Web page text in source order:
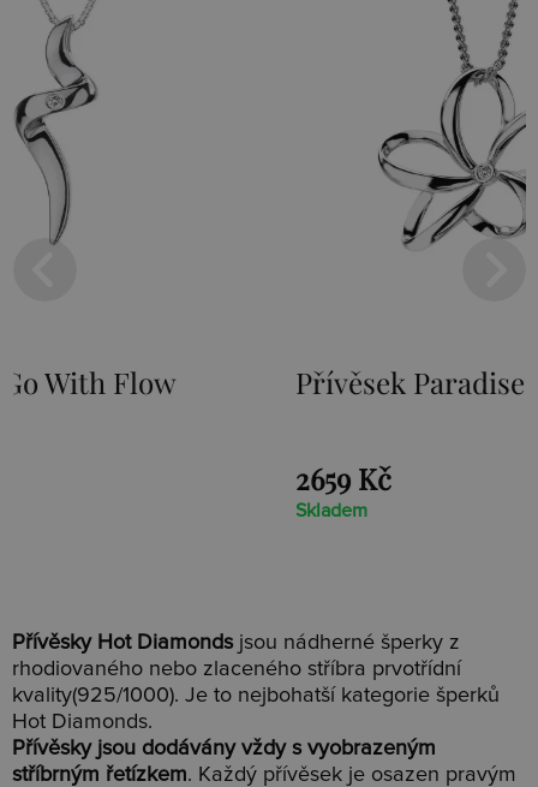
Přívěsek Paradise DP230
Přívěsky Hot Diamonds jsou nádherné šperky z
rhodiovaného nebo zlaceného stříbra prvotřídní
kvality(925/1000). Je to nejbohatší kategorie šperků
Hot Diamonds.
Přívěsky jsou dodávány vždy s vyobrazeným
stříbrným řetízkem. Každý přívěsek je osazen pravým